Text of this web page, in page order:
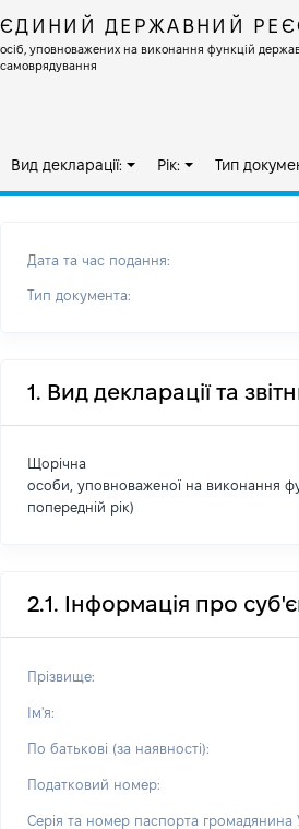
ЄДИНИЙ ДЕРЖАВНИЙ
осіб, уповноважених на виконання функцій
самоврядування
Вид декларації: Рік: Тип
Дата та час подання:
Тип документа:
1. Вид декларації та
Щорічна
особи, уповноваженої на виконання
попередній рік)
2.1. Інформація про
Прізвище:
Ім'я:
По батькові (за наявності):
Податковий номер:
Серія та номер паспорта громадянина